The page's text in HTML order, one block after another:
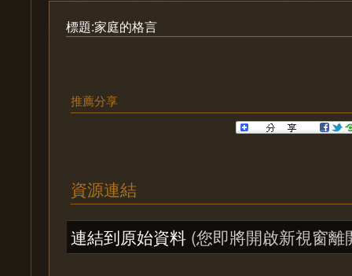
標題:家庭的格言
推薦分享
資源連結
連結到原始資料 (您即將開啟新視窗離